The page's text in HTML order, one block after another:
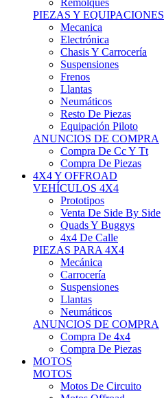
Remolques
PIEZAS Y EQUIPACIONES
Mecanica
Electrónica
Chasis Y Carrocería
Suspensiones
Frenos
Llantas
Neumáticos
Resto De Piezas
Equipación Piloto
ANUNCIOS DE COMPRA
Compra De Cc Y Tt
Compra De Piezas
4X4 Y OFFROAD
VEHÍCULOS 4X4
Prototipos
Venta De Side By Side
Quads Y Buggys
4x4 De Calle
PIEZAS PARA 4X4
Mecánica
Carrocería
Suspensiones
Llantas
Neumáticos
ANUNCIOS DE COMPRA
Compra De 4x4
Compra De Piezas
MOTOS
MOTOS
Motos De Circuito